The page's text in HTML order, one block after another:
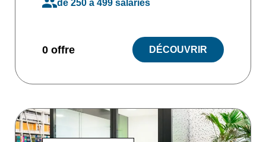
de 250 à 499 salariés
0 offre DÉCOUVRIR